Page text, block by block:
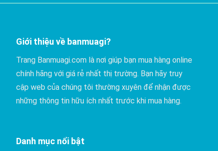
Giới thiệu về banmuagi?
Trang Banmuagi.com là nơi giúp bạn mua hàng online
chính hãng với giá rẻ nhất thị trường. Bạn hãy truy
cập web của chúng tôi thường xuyên để nhận được
những thông tin hữu ích nhất trước khi mua hàng.
Danh mục nổi bật